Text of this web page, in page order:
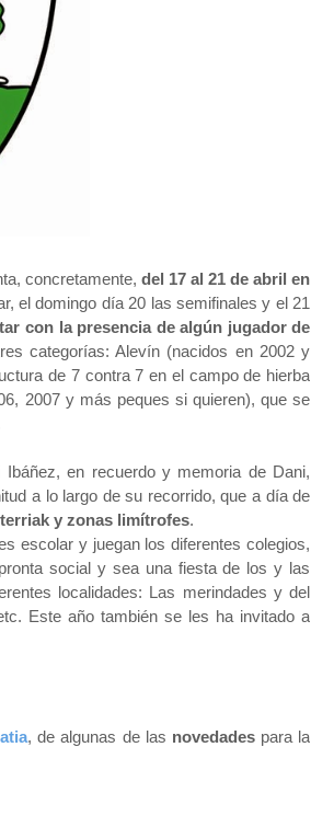
concretamente, del 17 al 21 de abril en
el domingo día 20 las semifinales y el 21
con la presencia de algún jugador de
categorías: Alevín (nacidos en 2002 y
de 7 contra 7 en el campo de hierba
2007 y más peques si quieren), que se
en recuerdo y memoria de Dani,
a lo largo de su recorrido, que a día de
y zonas limítrofes.
escolar y juegan los diferentes colegios,
social y sea una fiesta de los y las
localidades: Las merindades y del
Este año también se les ha invitado a
, de algunas de las novedadespara la